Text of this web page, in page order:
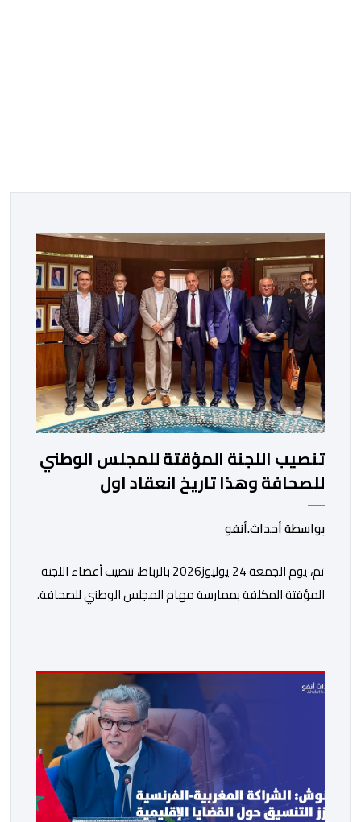
تنصيب اللجنة المؤقتة للمجلس الوطني
للصحافة وهذا تاريخ انعقاد اول
اجتماعاتها
بواسطة أحداث.أنفو
تم، يوم الجمعة 24 يوليوز2026 بالرباط، تنصيب أعضاء اللجنة
المؤقتة المكلفة بممارسة مهام المجلس الوطني للصحافة.
القانون رقم 09.26 المتعلق بإعادة تنظيم المجلس الوطني
للصحافة، ستتولى، بصفة انتقالية، ممارسة مهام المجلس
الوطني للصحافة، وكذا التحضير لعمليات انتخاب […]